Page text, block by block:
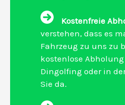
Kostenfreie
verstehen, dass es
Fahrzeug zu uns zu
kostenlose
Dingolfing oder in
Sie da.